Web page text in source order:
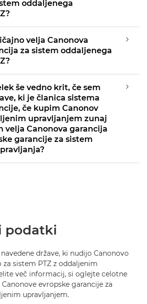
oddaljenega
velja Canonova
za sistem oddaljenega
še vedno krit, če sem
ki je članica sistema
če kupim Canonov
upravljanjem zunaj
velja Canonova garancija
garancije za sistem
podatki
države, ki nudijo Canonovo
sistem PTZ z oddaljenim
več informacij, si oglejte celotne
Canonove evropske garancije za
upravljanjem.